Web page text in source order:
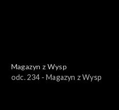
Magazyn z Wysp
odc. 234 - Magazyn z Wysp